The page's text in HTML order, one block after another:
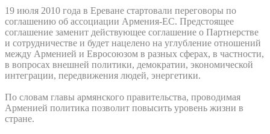
19 июля 2010 года в Ереване стартовали переговоры по
соглашению об ассоциации Армения-ЕС. Предстоящее
соглашение заменит действующее соглашение о Партнерстве
и сотрудничестве и будет нацелено на углубление отношений
между Арменией и Евросоюзом в разных сферах, в частности,
в вопросах внешней политики, демократии, экономической
интеграции, передвижения людей, энергетики.
По словам главы армянского правительства, проводимая
Арменией политика позволит повысить уровень жизни в
стране.